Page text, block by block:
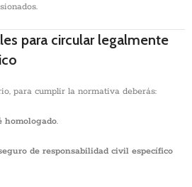
para circular legalmente
para cumplir la normativa deberás:
homologado.
de responsabilidad civil específico